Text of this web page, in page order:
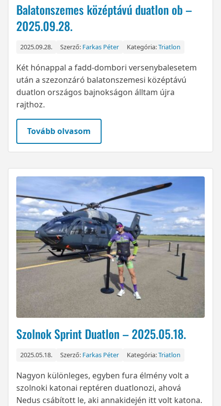
Balatonszemes középtávú duatlon ob –
2025.09.28.
2025.09.28. Szerző: Farkas Péter Kategória:Triatlon
Két hónappal a fadd-dombori versenybalesetem
után a szezonzáró balatonszemesi középtávú
duatlon országos bajnokságon álltam újra
rajthoz.
Tovább olvasom
Szolnok Sprint Duatlon – 2025.05.18.
2025.05.18. Szerző: Farkas Péter Kategória:Triatlon
Nagyon különleges, egyben fura élmény volt a
szolnoki katonai reptéren duatlonozi, ahová
Nedus csábított le, aki annakidején itt volt katona.